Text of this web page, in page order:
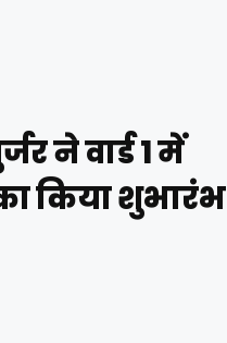
ने वार्ड 1 में
किया शुभारंभ